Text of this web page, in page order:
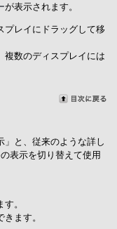
が表示されます。
プレイにドラッグして移
複数のディスプレイには
」と、従来のような詳し
表示を切り替えて使用
。
ます。